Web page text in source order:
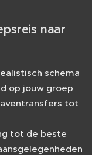
naar
schema
op jouw groep
tot
tot de beste